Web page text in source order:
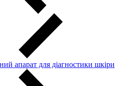
апарат для діагностики шкіри